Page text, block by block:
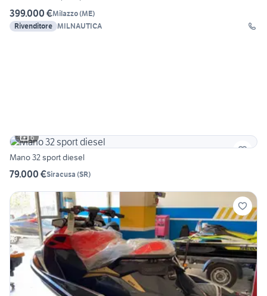
399.000 €Milazzo(ME)
Rivenditore MILNAUTICA
6
Mano 32 sport diesel
79.000 €Siracusa (SR)